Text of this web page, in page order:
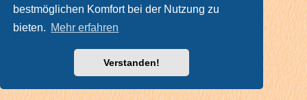
bestmöglichen Komfort bei der Nutzung zu
bieten. Mehr erfahren
Verstanden!